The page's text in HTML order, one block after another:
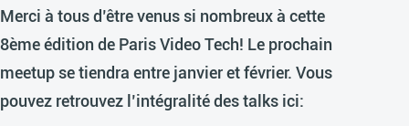
Merci à tous d’être venus si nombreux à cette
8ème édition de Paris Video Tech! Le prochain
meetup se tiendra entre janvier et février. Vous
pouvez retrouvez l’intégralité des talks ici: